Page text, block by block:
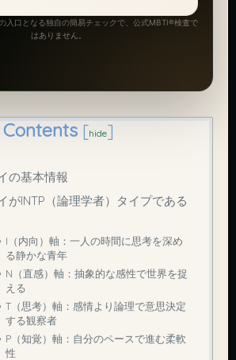
入口となる独自の簡易チェックで、公式MBTI®検査で
はありません。
Contents [hide]
の基本情報
がINTP（論理学者）タイプである
I（内向）軸：一人の時間に思考を深め
る静かな青年
N（直感）軸：抽象的な感性で世界を捉
える
T（思考）軸：感情より論理で意思決定
する観察者
P（知覚）軸：自分のペースで進む柔軟
性